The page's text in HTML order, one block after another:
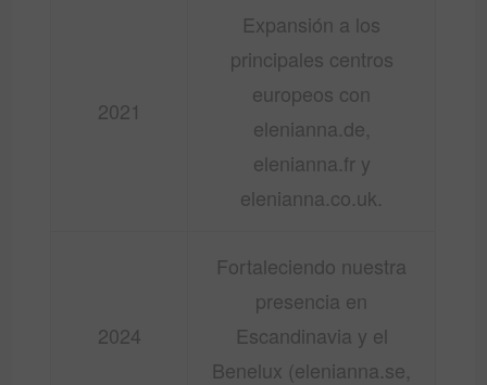
2021
Expansión a los
principales centros
europeos con
elenianna.de,
elenianna.fr y
elenianna.co.uk.
2024
Fortaleciendo nuestra
presencia en
Escandinavia y el
Benelux (elenianna.se,